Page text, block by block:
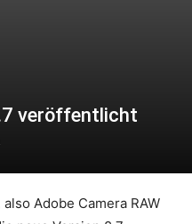
veröffentlicht
Adobe Camera RAW